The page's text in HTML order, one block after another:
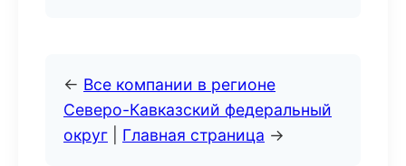
← Все компании в регионе
Северо-Кавказский федеральный
округ
Главная страница →